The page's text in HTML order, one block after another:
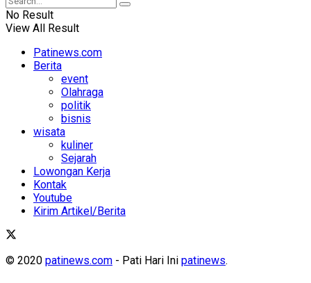
No Result
View All Result
Patinews.com
Berita
event
Olahraga
politik
bisnis
wisata
kuliner
Sejarah
Lowongan Kerja
Kontak
Youtube
Kirim Artikel/Berita
© 2020 patinews.com - Pati Hari Ini patinews.